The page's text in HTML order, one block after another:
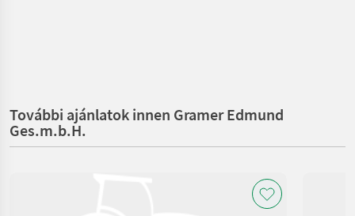
További ajánlatok innen Gramer Edmund
Ges.m.b.H.